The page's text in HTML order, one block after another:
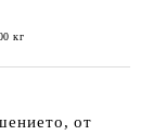
кг
от